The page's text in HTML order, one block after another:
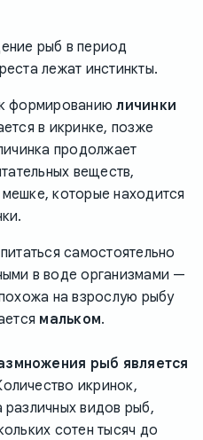
рыб в период
лежат инстинкты.
формированиюличинки
в икринке, позже
продолжает
веществ,
которые находится
самостоятельно
в воде организмами —
на взрослую рыбу
мальком.
рыб является
икринок,
видов рыб,
сотен тысяч до